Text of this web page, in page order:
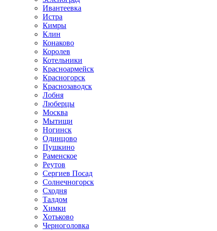
Ивантеевка
Истра
Кимры
Клин
Конаково
Королев
Котельники
Красноармейск
Красногорск
Краснозаводск
Лобня
Люберцы
Москва
Мытищи
Ногинск
Одинцово
Пушкино
Раменское
Реутов
Сергиев Посад
Солнечногорск
Сходня
Талдом
Химки
Хотьково
Черноголовка